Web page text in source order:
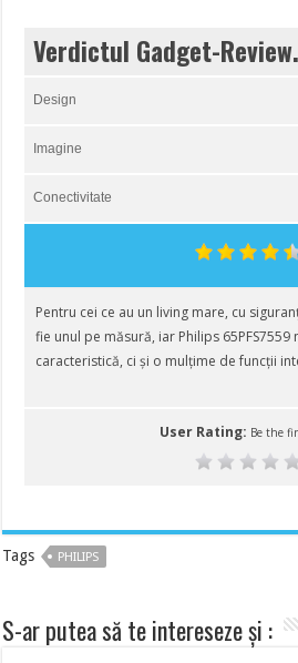
Verdictul Gadget-
Design
Imagine
Conectivitate
Pentru cei ce au un living mare, cu
fie unul pe măsură, iar Philips
caracteristică, ci și o mulțime de funcții
User Rating: Be the
Tags PHILIPS
S-ar putea să te intereseze și :